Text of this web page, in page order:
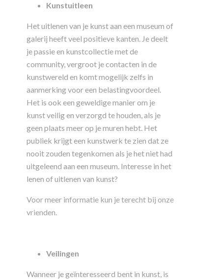
Kunstuitleen
Het uitlenen van je kunst aan een museum of
galerij heeft veel positieve kanten. Je deelt
je passie en kunstcollectie met de
community, vergroot je contacten in de
kunstwereld en komt mogelijk zelfs in
aanmerking voor een belastingvoordeel.
Het is ook een geweldige manier om je
kunst veilig en verzorgd te houden, als je
geen plaats meer op je muren hebt. Het
publiek krijgt een kunstwerk te zien dat ze
nooit zouden tegenkomen als je het niet had
uitgeleend aan een museum. Interesse in het
lenen of uitlenen van kunst?
Voor meer informatie kun je terecht bij onze
vrienden.
Veilingen
Wanneer je geïnteresseerd bent in kunst, is